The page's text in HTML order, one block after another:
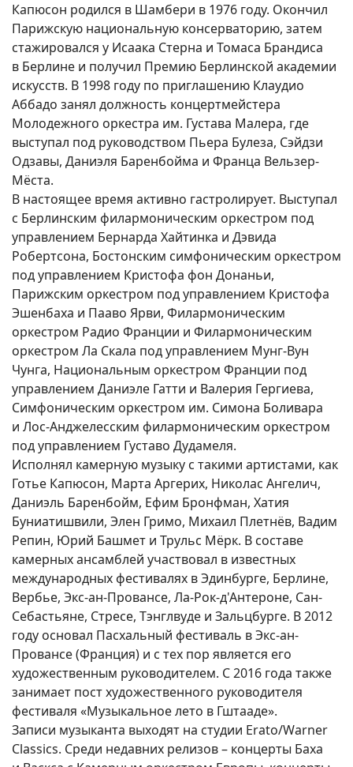
Капюсон родился в Шамбери в 1976 году. Окончил
Парижскую национальную консерваторию, затем
стажировался у Исаака Стерна и Томаса Брандиса
в Берлине и получил Премию Берлинской академии
искусств. В 1998 году по приглашению Клаудио
Аббадо занял должность концертмейстера
Молодежного оркестра им. Густава Малера, где
выступал под руководством Пьера Булеза, Сэйдзи
Одзавы, Даниэля Баренбойма и Франца Вельзер-
Мёста.
В настоящее время активно гастролирует. Выступал
с Берлинским филармоническим оркестром под
управлением Бернарда Хайтинка и Дэвида
Робертсона, Бостонским симфоническим оркестром
под управлением Кристофа фон Донаньи,
Парижским оркестром под управлением Кристофа
Эшенбаха и Пааво Ярви, Филармоническим
оркестром Радио Франции и Филармоническим
оркестром Ла Скала под управлением Мунг-Вун
Чунга, Национальным оркестром Франции под
управлением Даниэле Гатти и Валерия Гергиева,
Симфоническим оркестром им. Симона Боливара
и Лос-Анджелесским филармоническим оркестром
под управлением Густаво Дудамеля.
Исполнял камерную музыку с такими артистами, как
Готье Капюсон, Марта Аргерих, Николас Ангелич,
Даниэль Баренбойм, Ефим Бронфман, Хатия
Буниатишвили, Элен Гримо, Михаил Плетнёв, Вадим
Репин, Юрий Башмет и Трульс Мёрк. В составе
камерных ансамблей участвовал в известных
международных фестивалях в Эдинбурге, Берлине,
Вербье, Экс-ан-Провансе, Ла-Рок-д'Антероне, Сан-
Себастьяне, Стресе, Тэнглвуде и Зальцбурге. В 2012
году основал Пасхальный фестиваль в Экс-ан-
Провансе (Франция) и с тех пор является его
художественным руководителем. С 2016 года также
занимает пост художественного руководителя
фестиваля «Музыкальное лето в Гштааде».
Записи музыканта выходят на студии Erato/Warner
Classics. Среди недавних релизов – концерты Баха